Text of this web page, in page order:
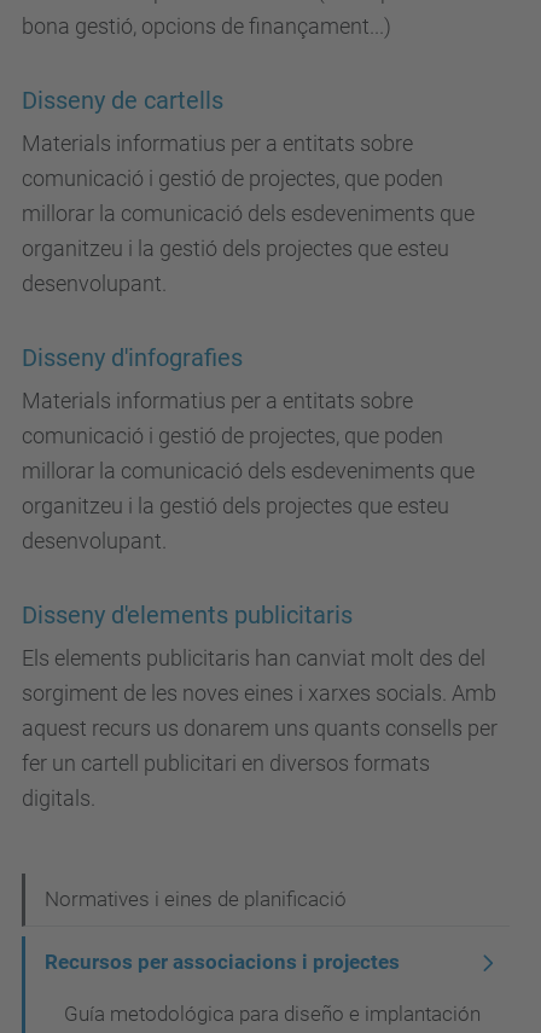
bona gestió, opcions de finançament...)
Disseny de cartells
Materials informatius per a entitats sobre
comunicació i gestió de projectes, que poden
millorar la comunicació dels esdeveniments que
organitzeu i la gestió dels projectes que esteu
desenvolupant.
Disseny d'infografies
Materials informatius per a entitats sobre
comunicació i gestió de projectes, que poden
millorar la comunicació dels esdeveniments que
organitzeu i la gestió dels projectes que esteu
desenvolupant.
Disseny d'elements publicitaris
Els elements publicitaris han canviat molt des del
sorgiment de les noves eines i xarxes socials. Amb
aquest recurs us donarem uns quants consells per
fer un cartell publicitari en diversos formats
digitals.
a
Normatives i eines de planificació
Recursos per associacions i projectes
Guía metodológica para diseño e implantación